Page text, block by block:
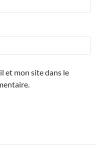
et mon site dans le